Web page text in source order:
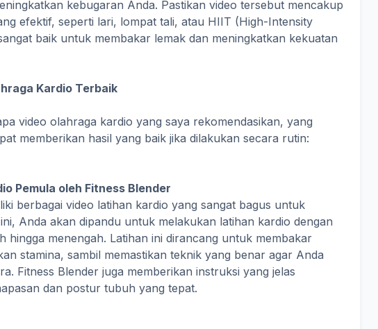
kebugaran Anda. Pastikan video tersebut mencakup
efektif, seperti lari, lompat tali, atau HIIT (High-Intensity
baik untuk membakar lemak dan meningkatkan kekuatan
Kardio Terbaik
video olahraga kardio yang saya rekomendasikan, yang
memberikan hasil yang baik jika dilakukan secara rutin:
Pemula oleh Fitness Blender
berbagai video latihan kardio yang sangat bagus untuk
Anda akan dipandu untuk melakukan latihan kardio dengan
hingga menengah. Latihan ini dirancang untuk membakar
stamina, sambil memastikan teknik yang benar agar Anda
Fitness Blender juga memberikan instruksi yang jelas
dan postur tubuh yang tepat.